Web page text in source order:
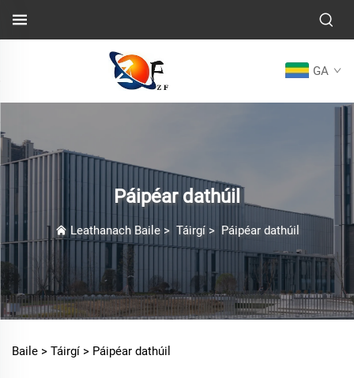
GA
Páipéar dathúil
Leathanach Baile> Táirgí> Páipéar dathúil
Baile > Táirgí > Páipéar dathúil